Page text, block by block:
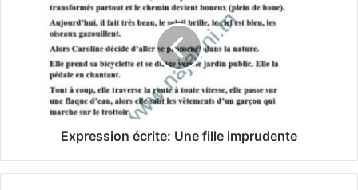
Expression écrite: Une fille imprudente